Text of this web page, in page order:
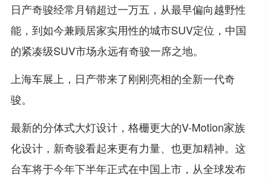
日产奇骏经常月销超过一万五，从最早偏向越野性
能，到如今兼顾居家实用性的城市SUV定位，中国
的紧凑级SUV市场永远有奇骏一席之地。
上海车展上，日产带来了刚刚亮相的全新一代奇
骏。
最新的分体式大灯设计，格栅更大的V-Motion家族
化设计，新奇骏看起来更有力量、也更加精神。这
台车将于今年下半年正式在中国上市，从全球发布